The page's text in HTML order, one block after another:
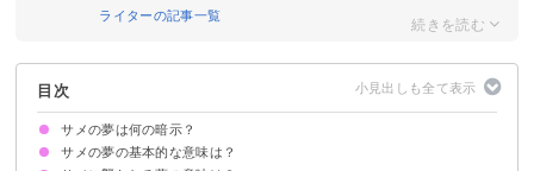
ライターの記事一覧
目次
サメの夢は何の暗示？
サメの夢の基本的な意味は？